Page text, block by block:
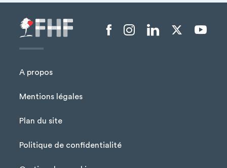
Menu Pied de page
A propos
Mentions légales
Plan du site
Politique de confidentialité
Menu liens sociaux